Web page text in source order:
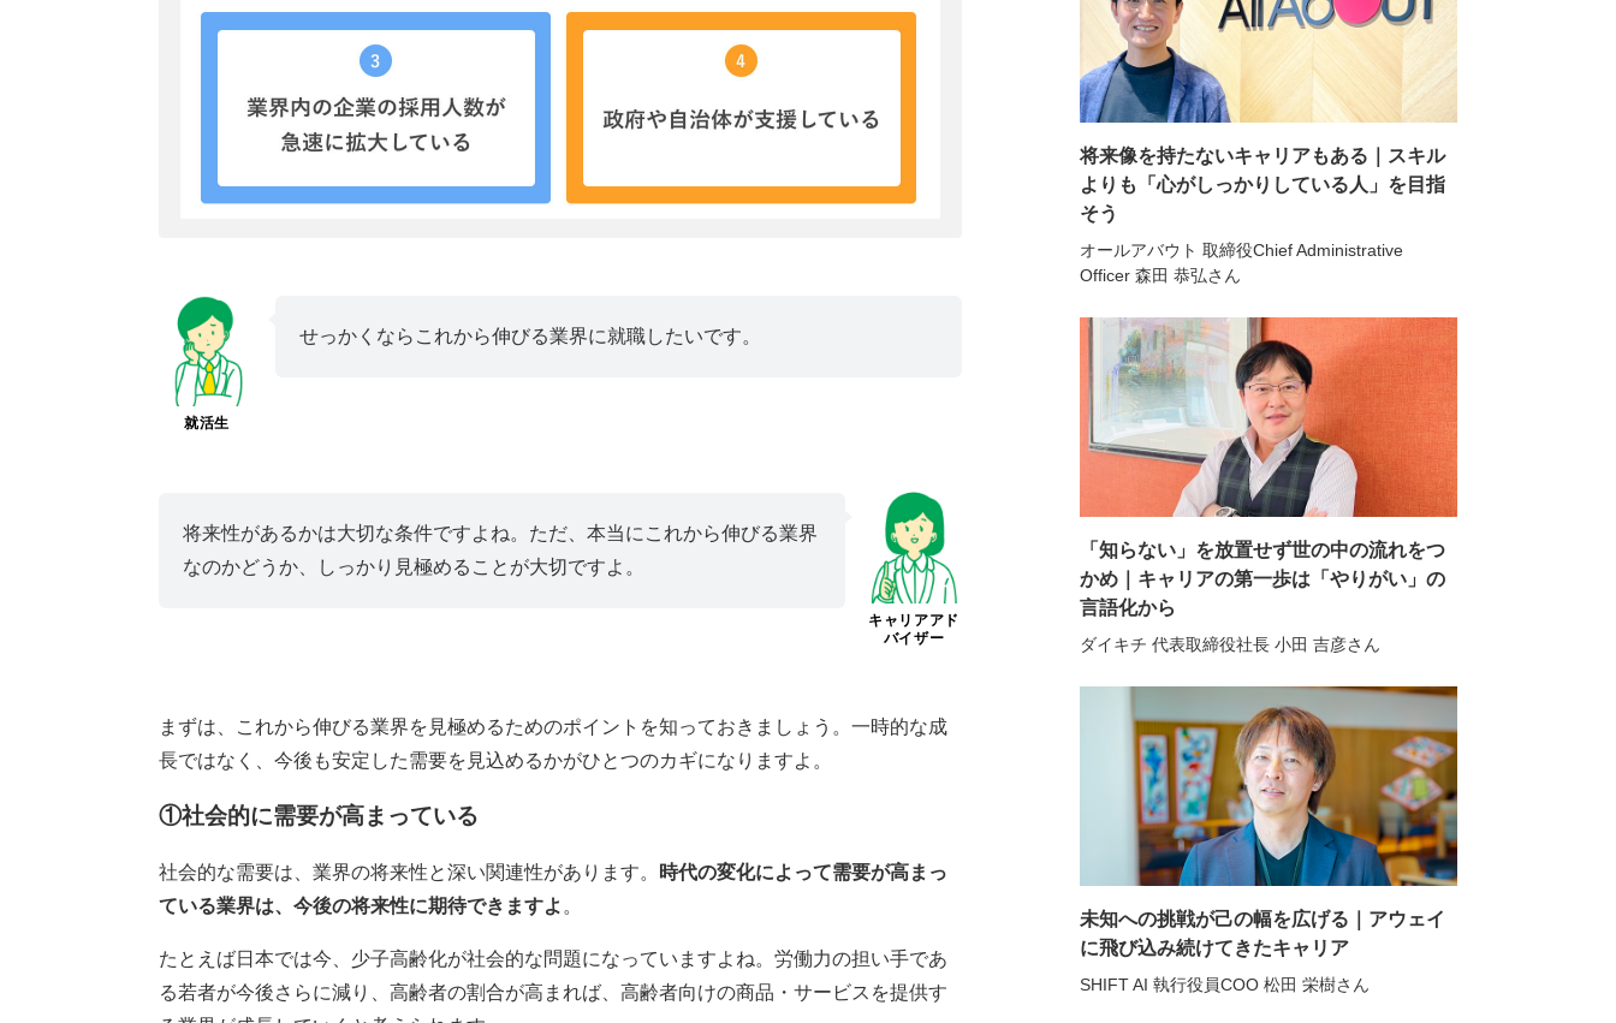
就活生
せっかくならこれから伸びる業界に就職したいです。
キャリアアド
バイザー
将来性があるかは大切な条件ですよね。ただ、本当にこれから伸びる業界
なのかどうか、しっかり見極めることが大切ですよ。
まずは、これから伸びる業界を見極めるためのポイントを知っておきましょう。一時的な成
長ではなく、今後も安定した需要を見込めるかがひとつのカギになりますよ。
①社会的に需要が高まっている
社会的な需要は、業界の将来性と深い関連性があります。
時代の変化によって需要が高まっ
ている業界は、今後の将来性に期待できますよ 。
たとえば日本では今、少子高齢化が社会的な問題になっていますよね。労働力の担い手であ
る若者が今後さらに減り、高齢者の割合が高まれば、高齢者向けの商品・サービスを提供す
将来像を持たないキャリアもある｜スキル
よりも「心がしっかりしている人」を目指
そう
オールアバウト 取締役Chief Administrative
Officer 森田 恭弘さん
「知らない」を放置せず世の中の流れをつ
かめ｜キャリアの第一歩は「やりがい」の
言語化から
ダイキチ 代表取締役社長 小田 吉彦さん
未知への挑戦が己の幅を広げる｜アウェイ
に飛び込み続けてきたキャリア
SHIFT AI 執行役員COO 松田 栄樹さん